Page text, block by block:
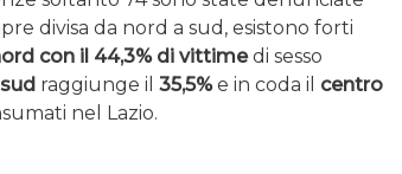
divisa da nord a sud, esistono forti
con il 44,3% di vittimedi sesso
sud raggiunge il 35,5%e in coda il centro
nel Lazio.